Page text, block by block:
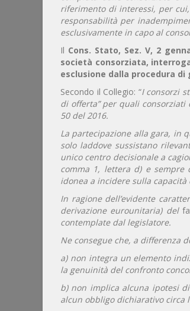
riferimento di interessi, per
responsabilità per
esclusivamente in capo al
Il Cons. Stato, Sez. V, 2
società consorziata,
esclusione dalla procedura di
Secondo il Collegio: “I consorzi
di offerta” per quali
50 del 2016.
La partecipazione alla gara, in
solo laddove sussistano
unico centro decisionale a
comma 1, lettera d) e sempre
idonea a incidere sulla
In ragione dell’evidente
derivazione eurounitaria) del
contemplate dal legislatore.
Ne consegue che, a differenza
a) non integra un elemento
la genuinità del confronto
b) non implica alcuna ipotesi
alcun obbligo dichiarativo circa